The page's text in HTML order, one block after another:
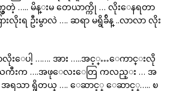
တဲ့ ….. မိန္းမ တေယာက္ကို … လိုးေနရတာ
လိုးရ ဦးမွာလဲ …. ဆရာ မရွိခ်ိန္ ..လာလာ လိုး
လိုးေပါ့ ……. အား …..အင့္…ေကာင္းလို
းႀကီးက ….အဖုေလးေတြ ကလည္း … အ
ရသာ ရွိတယ္ …. ေဆာင့္ ေဆာင့္….. ၿ